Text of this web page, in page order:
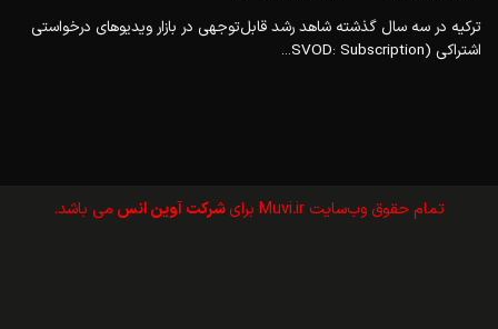
ترکیه در سه سال گذشته شاهد رشد قابل‌توجهی در بازار ویدیوهای درخواستی
اشتراکی (SVOD: Subscription...
تمام حقوق وب‌سايت Muvi.ir برای شرکت آوین انس می باشد.